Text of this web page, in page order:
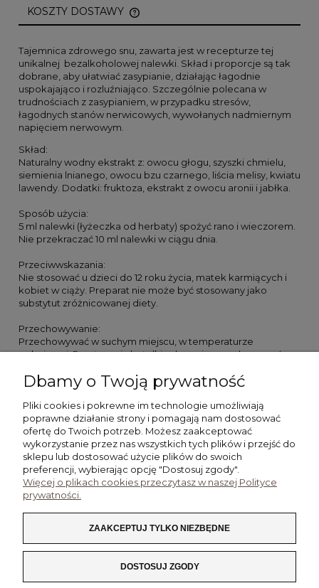
KOSZTY DOSTAWY
CENA NIE ZAWIERA EWENTUALNYCH KOSZTÓW
Tajemnica zdrowego snu, zawarta jest w recepturze tej
unikalnej bezalkoholowej nalewki. Skład i proporcje są tak
dobrane, aby ułatwiać zasypianie, działając łagodnie
uspokajająco i rozluźniająco. Szczególnie polecana w
trudnościach z zasypianiem, w przypadku stresów,
łagodnych stanów nerwicowych, wywołanych nadmiernym
napięciem nerwowym.
Skład:
Naturalny wodny ekstrakt z: owocu głogu, szyszki chmielu,
siemienia lnianego, owocu bzu czarnego, liścia melisy, kwiatu
lawendy. Dodatki: fruktoza, ekstrakt z owocu aronii i jabłka.
Sposób użycia:
5 ml nalewki (łyżeczka od herbaty) spożyć rano i wieczorem.
Nie przekraczać 10 ml nalewki w ciągu dnia.
Przeciwwskazania:
Nie stosować u dzieci do 12 roku życia, matek karmiących i
kobiet w ciąży. Preparat nie może być stosowany jako
substytut zróżnicowanej diety.
Przechowywanie:
Przechowywać w suchym miejscu, w temperaturze
pokojowej. Po otwarciu butelki zaleca się przechowywać w
dzieci.
Opinia UM w Poznaniu.
POMOC
MOJE KONTO
PŁATNOŚCI I DOSTAWA
Dbamy o Twoją prywatność
Pliki cookies i pokrewne im technologie umożliwiają
poprawne działanie strony i pomagają nam dostosować
ofertę do Twoich potrzeb. Możesz zaakceptować
wykorzystanie przez nas wszystkich tych plików i przejść do
sklepu lub dostosować użycie plików do swoich
preferencji, wybierając opcję "Dostosuj zgody".
Więcej o plikach cookies przeczytasz w naszej Polityce
prywatności.
ZAAKCEPTUJ TYLKO NIEZBĘDNE
DOSTOSUJ ZGODY